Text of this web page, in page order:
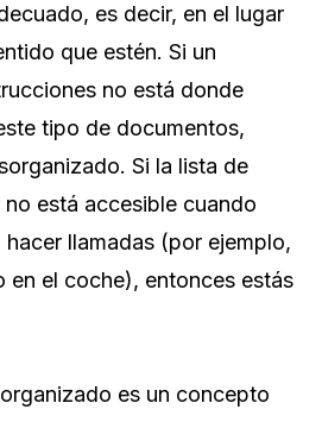
es decir, en el lugar
que estén. Si un
no está donde
tipo de documentos,
Si la lista de
no está accesible cuando
llamadas (por ejemplo,
en el coche), entonces estás
es un concepto